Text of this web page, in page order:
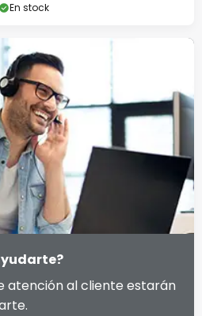
En stock
atención al cliente estarán